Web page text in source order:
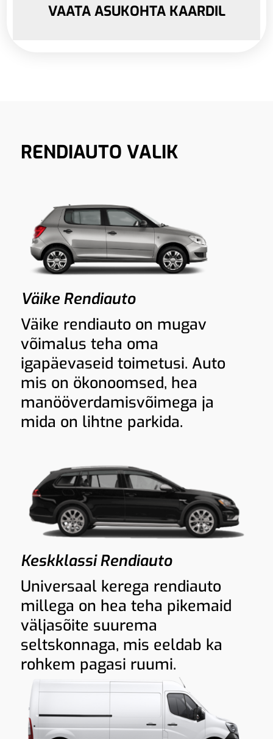
VAATA ASUKOHTA KAARDIL
RENDIAUTO VALIK
Väike Rendiauto
Väike rendiauto on mugav
võimalus teha oma
igapäevaseid toimetusi. Auto
mis on ökonoomsed, hea
manööverdamisvõimega ja
mida on lihtne parkida.
Keskklassi Rendiauto
Universaal kerega rendiauto
millega on hea teha pikemaid
väljasõite suurema
seltskonnaga, mis eeldab ka
rohkem pagasi ruumi.